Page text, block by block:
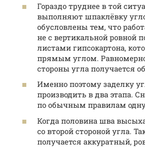
Гораздо труднее в той
выполняют шпаклёвку
обусловлены тем, что
не с вертикальной ровной
листами гипсокартона,
прямым углом.
стороны угла получается
Именно поэтому заделку
производить в два этапа.
по обычным правилам одну
Когда половина шва
со второй стороной угла.
получается аккуратный,